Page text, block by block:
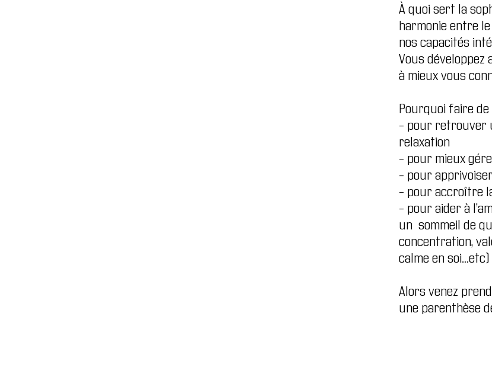
À quoi sert la
harmonie entre
nos capacités
Vous
à mieux vous
Pourquoi faire
– pour retrouver
relaxation
– pour mieux
– pour
– pour accroître
– pour aider à
un sommeil de
concentration,
calme en soi…etc)
Alors venez
une parenthèse